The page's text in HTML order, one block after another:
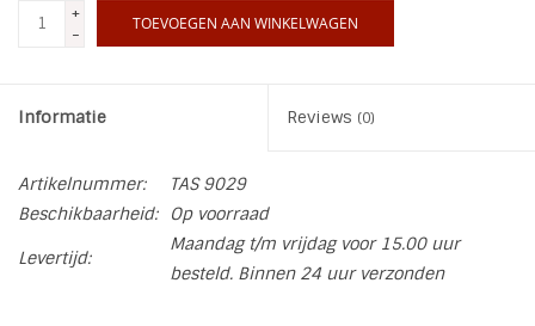
+
-
TOEVOEGEN AAN WINKELWAGEN
Informatie Reviews (0)
Artikelnummer:
TAS 9029
Beschikbaarheid:
Op voorraad
Levertijd:
Maandag t/m vrijdag voor 15.00 uur
besteld. Binnen 24 uur verzonden